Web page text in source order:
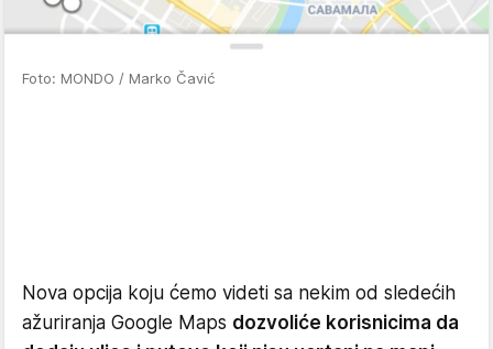
Foto: MONDO / Marko Čavić
Nova opcija koju ćemo videti sa nekim od sledećih
ažuriranja Google Maps dozvoliće korisnicima da